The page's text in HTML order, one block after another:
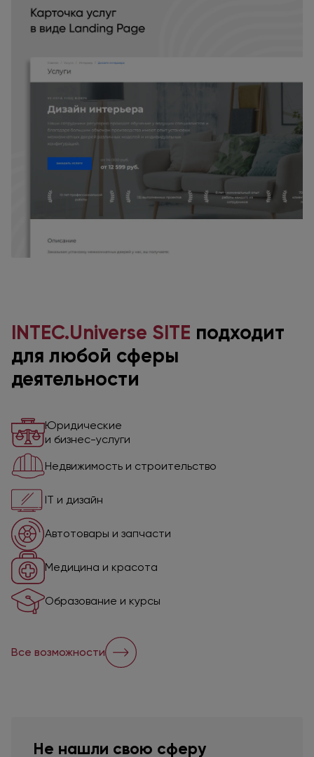
INTEC.Universe SITE подходит
для любой сферы
деятельности
Юридические
и бизнес-услуги
Недвижимость и строительство
IT и дизайн
Автотовары и запчасти
Медицина и красота
Образование и курсы
Все возможности
Не нашли свою сферу